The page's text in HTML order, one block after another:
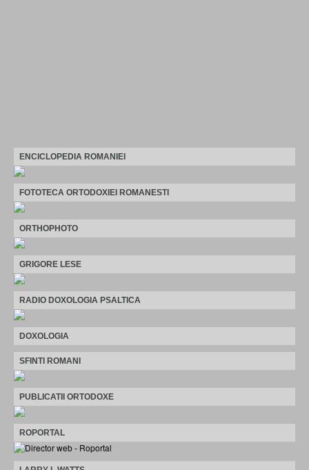
ENCICLOPEDIA ROMANIEI
FOTOTECA ORTODOXIEI ROMANESTI
ORTHOPHOTO
GRIGORE LESE
RADIO DOXOLOGIA PSALTICA
DOXOLOGIA
SFINTI ROMANI
PUBLICATII ORTODOXE
ROPORTAL